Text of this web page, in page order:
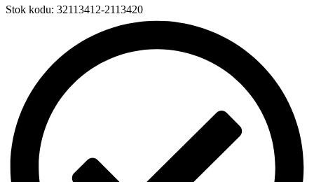
Stok kodu: 32113412-2113420